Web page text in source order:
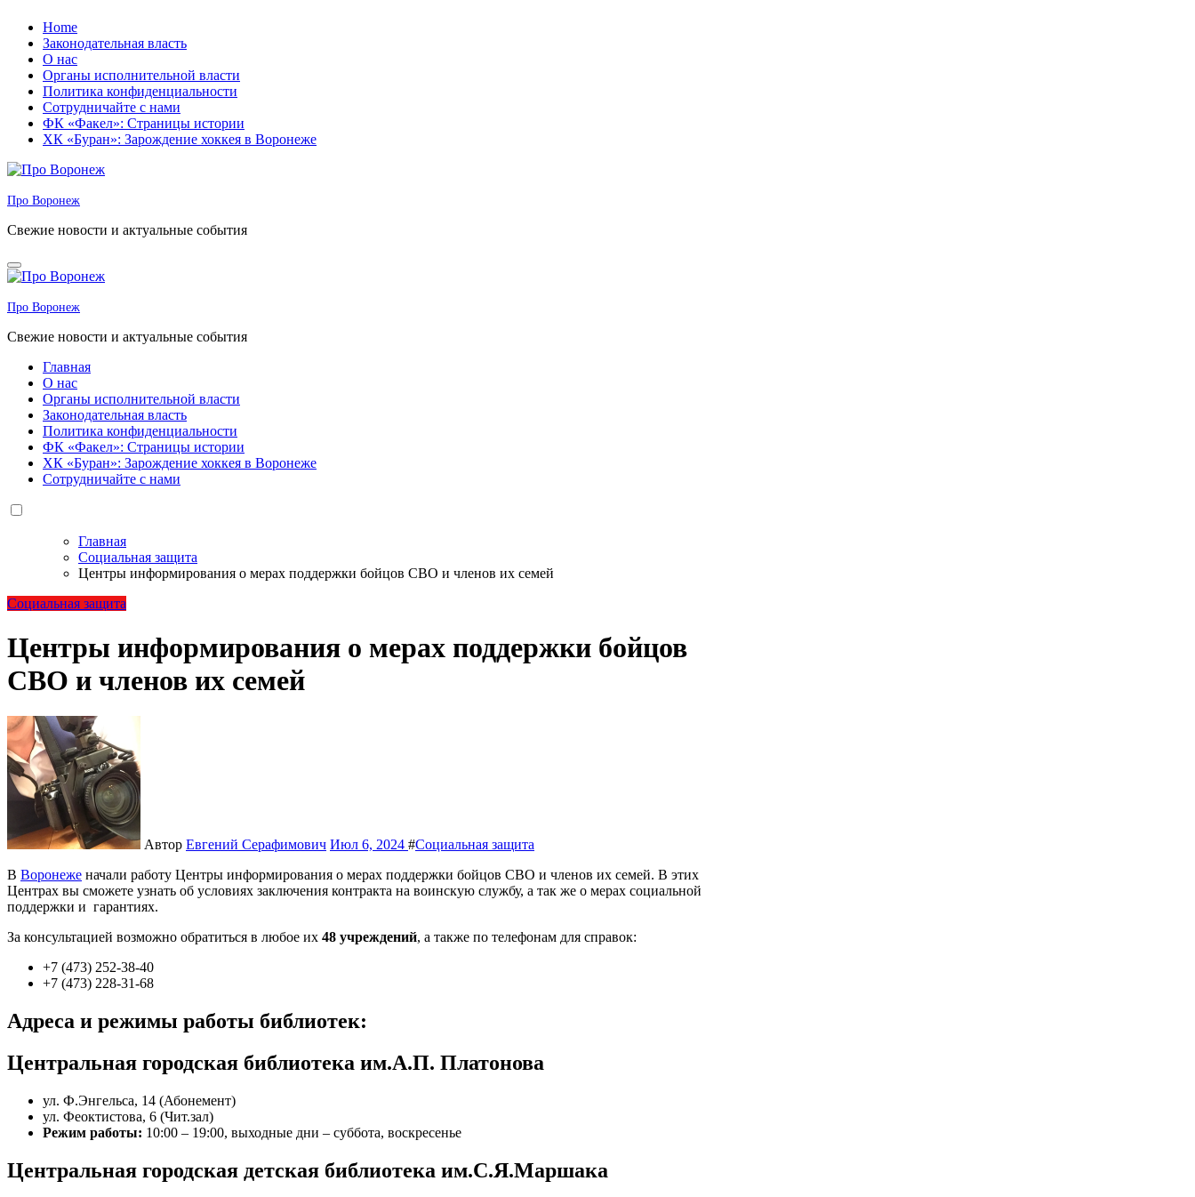
Перейти
содержанию
Home
Законодательная власть
О нас
Органы исполнительной власти
Политика конфиденциальности
Сотрудничайте с нами
ФК «Факел»: Страницы истории
ХК «Буран»: Зарождение хоккея в Воронеже
Про Воронеж
Свежие новости и актуальные события
Про Воронеж
Свежие новости и актуальные события
Главная
О нас
Органы исполнительной власти
Законодательная власть
Политика конфиденциальности
ФК «Факел»: Страницы истории
ХК «Буран»: Зарождение хоккея в Воронеже
Сотрудничайте с нами
Главная
Социальная защита
Центры информирования о мерах поддержки бойцов СВО и членов их семей
Социальная защита
Центры информирования о мерах поддержки бойцов
СВО и членов их семей
Автор Евгений Серафимович Июл 6, 2024 #Социальная защита
Воронеже начали работу Центры информирования о мерах поддержки бойцов СВО и членов их семей. В этих
Центрах вы сможете узнать об условиях заключения контракта на воинскую службу, а так же о мерах социальной
поддержки и гарантиях.
За консультацией возможно обратиться в любое их 48 учреждений, а также по телефонам для справок:
+7 (473) 252-38-40
+7 (473) 228-31-68
Адреса и режимы работы библиотек:
Центральная городская библиотека им.А.П. Платонова
ул. Ф.Энгельса, 14 (Абонемент)
ул. Феоктистова, 6 (Чит.зал)
Режим работы: 10:00 – 19:00, выходные дни – суббота, воскресенье
Центральная городская детская библиотека им.С.Я.Маршака